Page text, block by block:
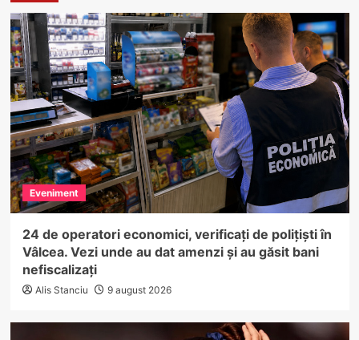
Eveniment
24 de operatori economici, verificați de polițiști în
Vâlcea. Vezi unde au dat amenzi și au găsit bani
nefiscalizați
Alis Stanciu 9 august 2026